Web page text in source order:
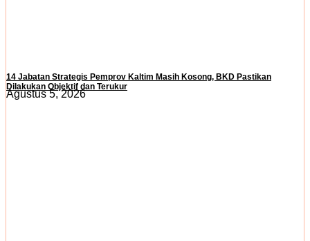
14 Jabatan Strategis Pemprov Kaltim Masih Kosong, BKD Pastikan
Dilakukan Objektif dan Terukur
Agustus 5, 2026